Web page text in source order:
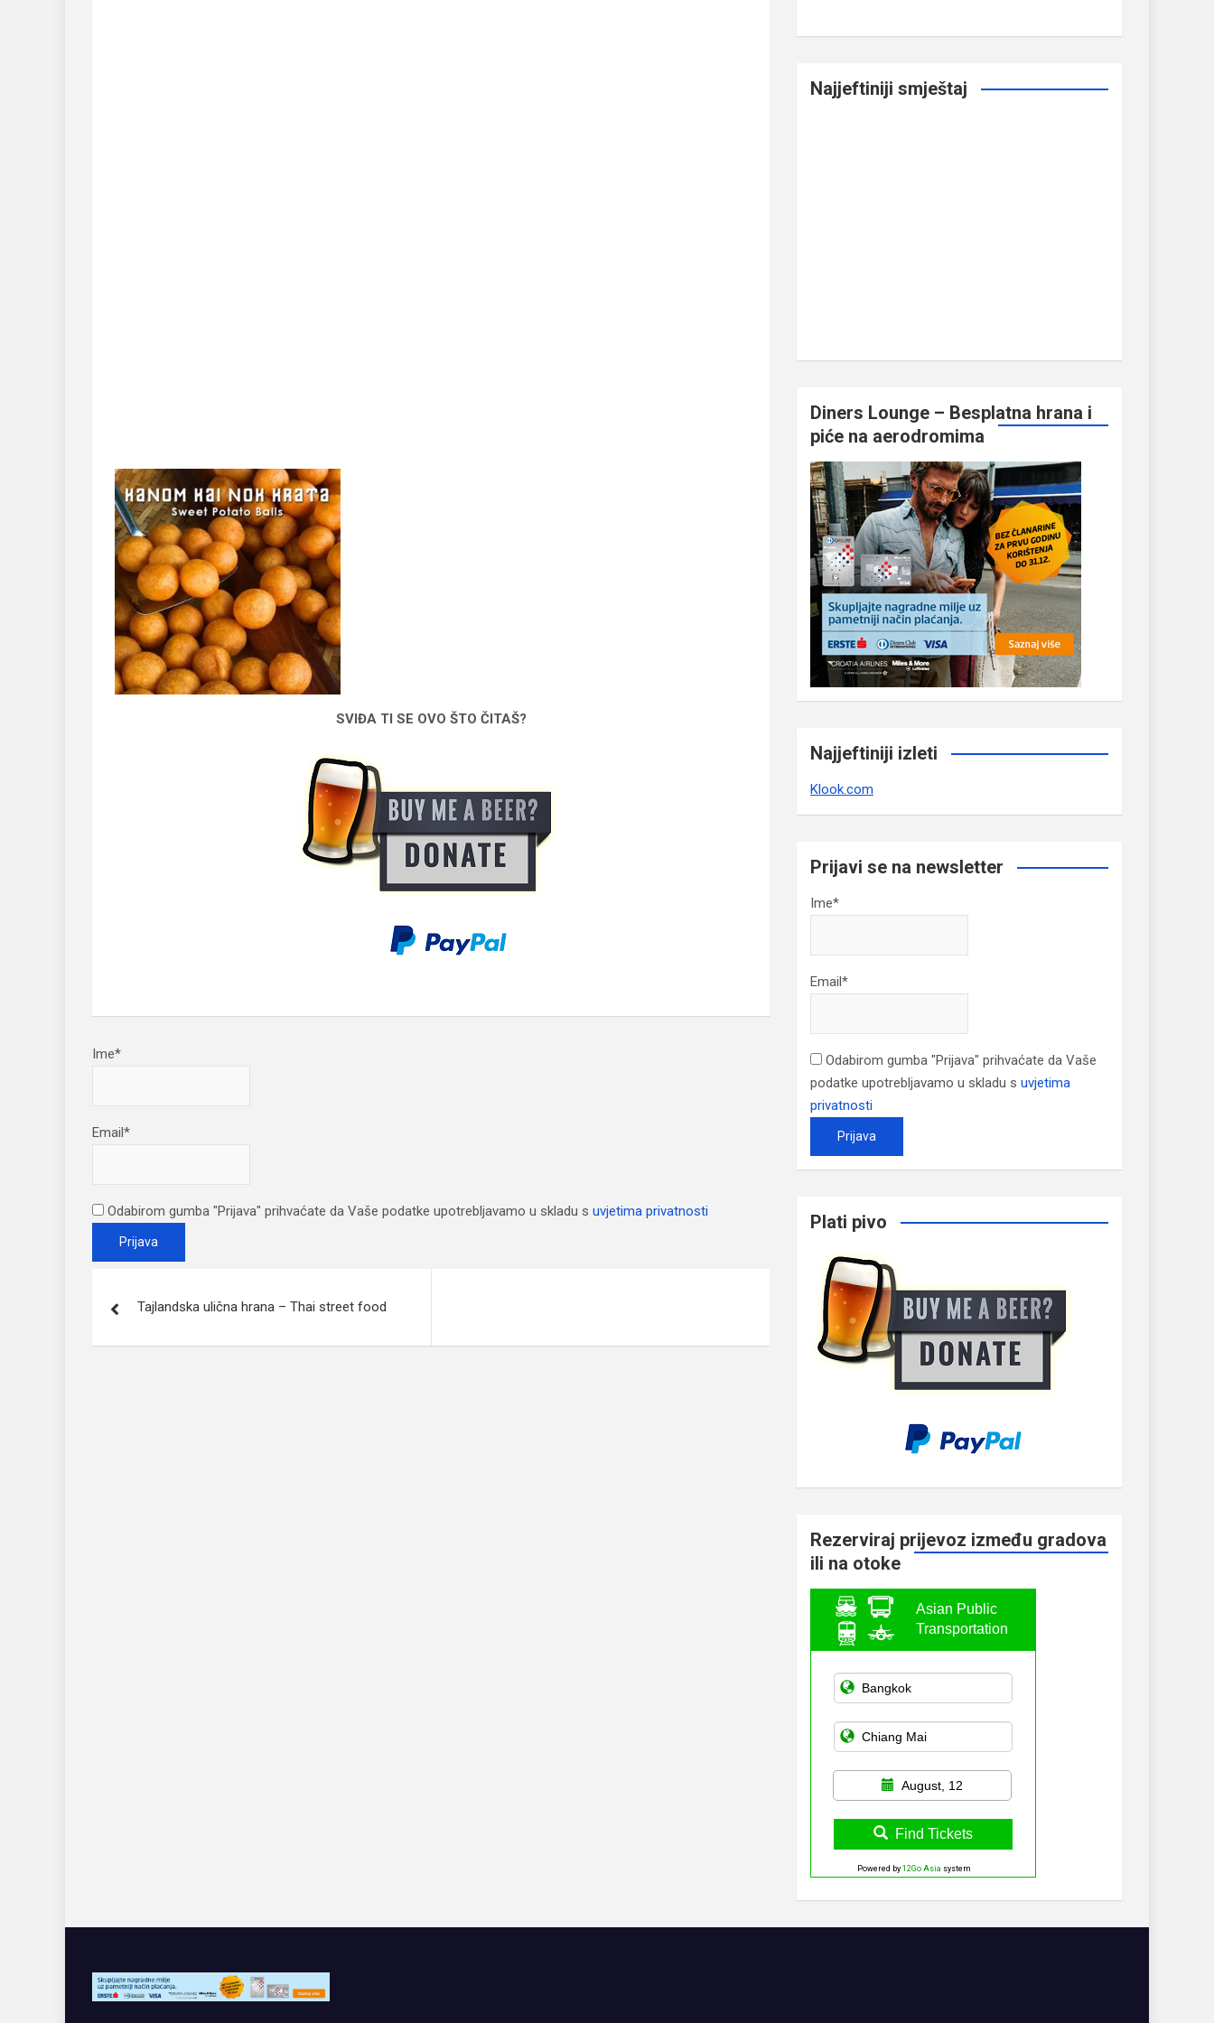
SVIĐA TI SE OVO ŠTO ČITAŠ?
Ime*
Email*
Odabirom gumba "Prijava" prihvaćate da Vaše podatke upotrebljavamo u skladu s uvjetima privatnosti
navigation
Tajlandska ulična hrana – Thai street food
Najjeftiniji smještaj
Diners Lounge – Besplatna hrana i
piće na aerodromima
Najjeftiniji izleti
Klook.com
Prijavi se na newsletter
Ime*
Email*
Odabirom gumba "Prijava" prihvaćate da Vaše
podatke upotrebljavamo u skladu s uvjetima
privatnosti
Plati pivo
Rezerviraj prijevoz između gradova
ili na otoke
Asian Public
Transportation
August, 12
Find Tickets
Powered by 12Go Asia system